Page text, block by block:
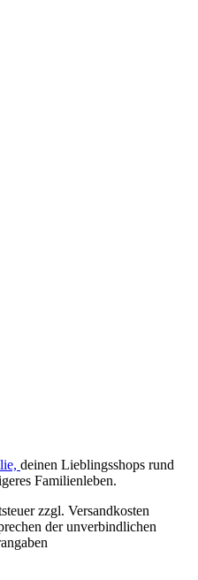
deinen Lieblingsshops rund
Familienleben.
zzgl. Versandkosten
der unverbindlichen